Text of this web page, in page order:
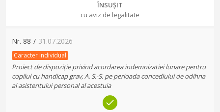
ÎNSUȘIT
cu aviz de legalitate
Nr. 88 / 31.07.2026
Caracter individual
Proiect de dispoziție privind acordarea indemnizatiei lunare pentru
copilul cu handicap grav, A. S.-S. pe perioada concediului de odihna
al asistentului personal al acestuia